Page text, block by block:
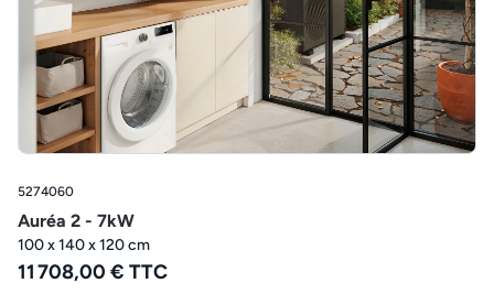
5274060
Auréa 2 - 7kW
100 x 140 x 120 cm
11 708,00 € TTC